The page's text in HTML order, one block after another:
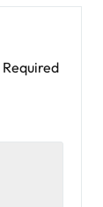
Required